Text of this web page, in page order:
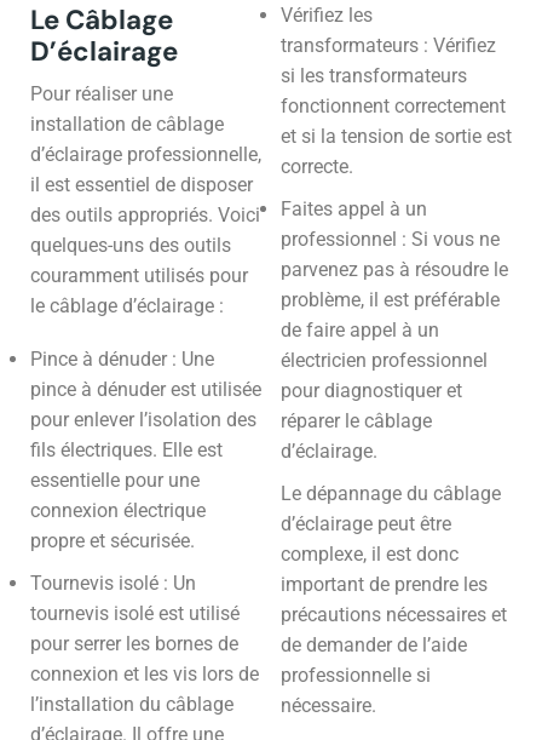
Le Câblage
D’éclairage
Pour réaliser une
installation de câblage
d’éclairage professionnelle,
il est essentiel de disposer
des outils appropriés. Voici
quelques-uns des outils
couramment utilisés pour
le câblage d’éclairage :
Pince à dénuder : Une
pince à dénuder est utilisée
pour enlever l’isolation des
fils électriques. Elle est
essentielle pour une
connexion électrique
propre et sécurisée.
Tournevis isolé : Un
tournevis isolé est utilisé
pour serrer les bornes de
connexion et les vis lors de
l’installation du câblage
d’éclairage. Il offre une
Vérifiez les
transformateurs : Vérifiez
si les transformateurs
fonctionnent correctement
et si la tension de sortie est
correcte.
Faites appel à un
professionnel : Si vous ne
parvenez pas à résoudre le
problème, il est préférable
de faire appel à un
électricien professionnel
pour diagnostiquer et
réparer le câblage
d’éclairage.
Le dépannage du câblage
d’éclairage peut être
complexe, il est donc
important de prendre les
précautions nécessaires et
de demander de l’aide
professionnelle si
nécessaire.